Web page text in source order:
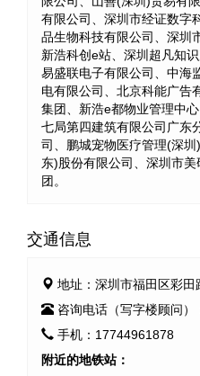
有限公司、深圳市经证数字
品生物科技有限公司、深圳
新浩科创e站、深圳超凡知
易盛联电子有限公司、中海
电有限公司、北京科能广告
集团、新浩e都物业管理中
七局第四建筑有限公司广东
司、鹏城宠物医疗管理(深
东)股份有限公司、深圳市
团。
交通信息
地址：深圳市福田区彩田
咨询电话（写字楼顾问
手机：17744961878
附近的地铁站：